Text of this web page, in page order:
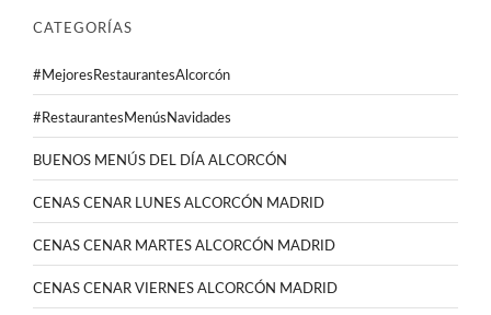
CATEGORÍAS
#MejoresRestaurantesAlcorcón
#RestaurantesMenúsNavidades
BUENOS MENÚS DEL DÍA ALCORCÓN
CENAS CENAR LUNES ALCORCÓN MADRID
CENAS CENAR MARTES ALCORCÓN MADRID
CENAS CENAR VIERNES ALCORCÓN MADRID